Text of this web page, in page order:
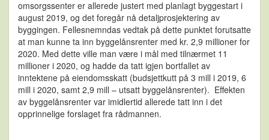
omsorgssenter er allerede justert med planlagt byggestart i
august 2019, og det foregår nå detaljprosjektering av
byggingen. Fellesnemndas vedtak på dette punktet forutsatte
at man kunne ta inn byggelånsrenter med kr. 2,9 millioner for
2020. Med dette ville man være i mål med tilnærmet 11
millioner i 2020, og hadde da tatt igjen bortfallet av
inntektene på eiendomsskatt (budsjettkutt på 3 mill i 2019, 6
mill i 2020, samt 2,9 mill – utsatt byggelånsrenter). Effekten
av byggelånsrenter var imidlertid allerede tatt inn i det
opprinnelige forslaget fra rådmannen.